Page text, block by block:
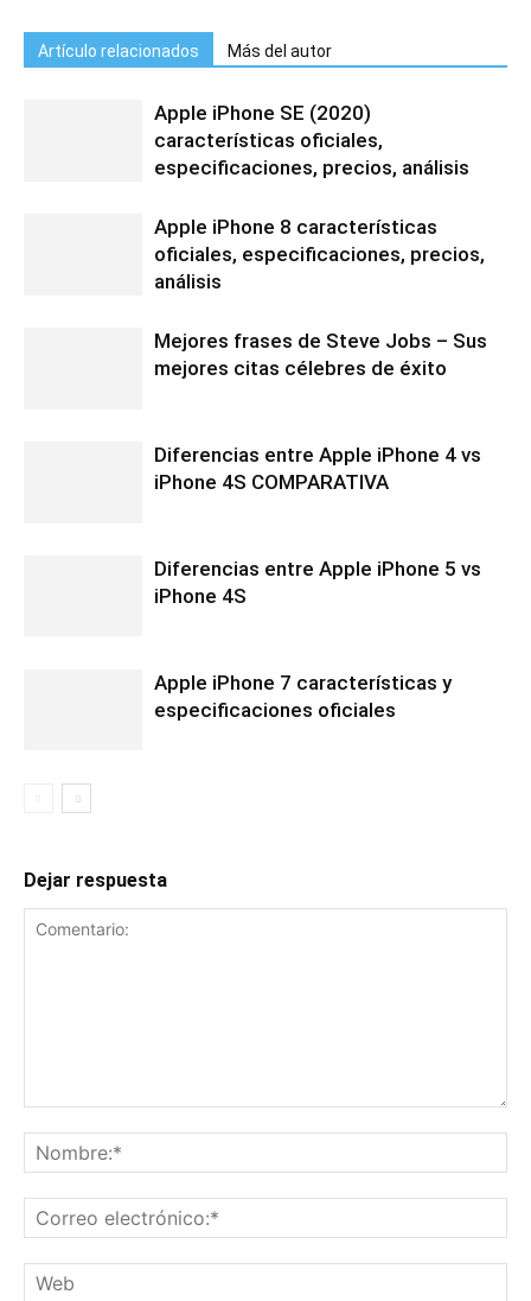
Artículo relacionados Más del autor
Apple iPhone SE (2020)
características oficiales,
especificaciones, precios, análisis
Apple iPhone 8 características
oficiales, especificaciones, precios,
análisis
Mejores frases de Steve Jobs – Sus
mejores citas célebres de éxito
Diferencias entre Apple iPhone 4 vs
iPhone 4S COMPARATIVA
Diferencias entre Apple iPhone 5 vs
iPhone 4S
Apple iPhone 7 características y
especificaciones oficiales
Dejar respuesta